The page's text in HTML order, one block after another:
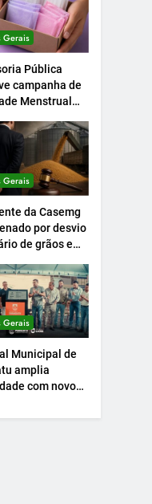
Gerais
Pública
campanha de
Menstrual
Gerais
da Casemg
por desvio
de grãos em
Gerais
Municipal de
amplia
com novo